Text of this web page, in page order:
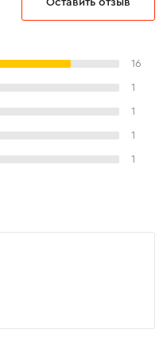
ABS-
16
1
1
1
1